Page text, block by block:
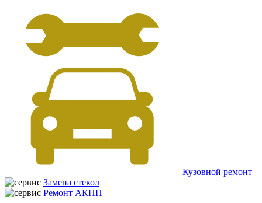
Кузовной ремонт
Замена стекол
Ремонт АКПП